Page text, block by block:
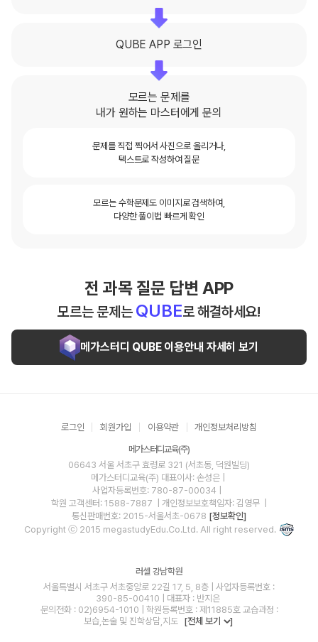
QUBE APP 로그인
모르는 문제를
내가 원하는 마스터에게 문의
문제를 직접 찍어서 사진으로 올리거나,
텍스트로 작성하여 질문
모르는 수학문제도 이미지로 검색하여,
다양한 풀이법 빠르게 확인
전 과목 질문 답변 APP
모르는 문제는 QUBE로 해결하세요!
메가스터디 QUBE 이용안내 자세히 보기
로그인 회원가입 이용약관 개인정보처리방침
메가스터디교육(주)
06643 서울 서초구 효령로 321 (서초동, 덕원빌딩)
메가스터디교육(주) 대표이사: 손성은 |
사업자등록번호: 780-87-00034
학원 고객센터: 1588-7887
| 개인정보보호책임자: 김영무
통신판매번호: 2015-서울서초-0678 [정보확인]
Copyright ⓒ 2015 megastudyEdu.Co.Ltd. All right reserved.
러셀 강남학원
서울특별시 서초구 서초중앙로 22길 17, 5, 8층 | 사업자등록번호 :
390-85-00410 | 대표자 : 반지은
문의전화 : 02)6954-1010 | 학원등록번호 : 제11885호 교습과정 :
보습,논술 및 진학상담,지도 [전체 보기 ]